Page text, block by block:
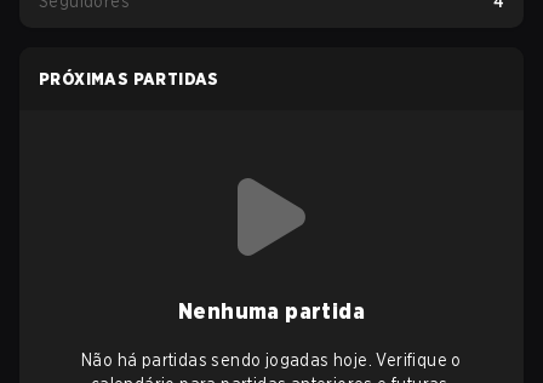
PRÓXIMAS PARTIDAS
Nenhuma partida
Não há partidas sendo jogadas hoje. Verifique o